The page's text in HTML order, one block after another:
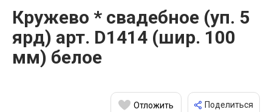
Кружево * свадебное (уп. 5
ярд) арт. D1414 (шир. 100
мм) белое
Отложить Поделиться